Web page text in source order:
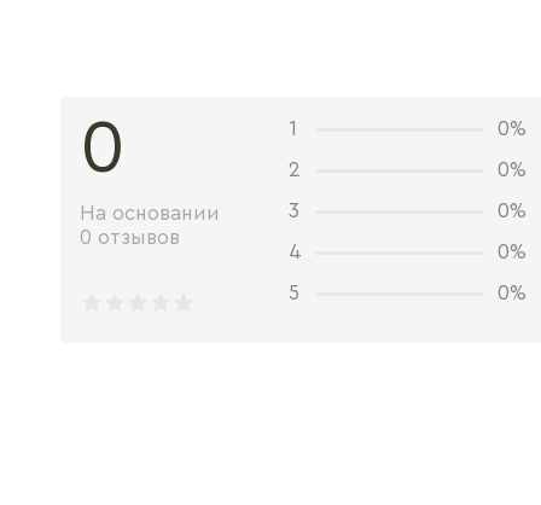
0
На основании
0 отзывов
1
0%
2
0%
3
0%
4
0%
5
0%